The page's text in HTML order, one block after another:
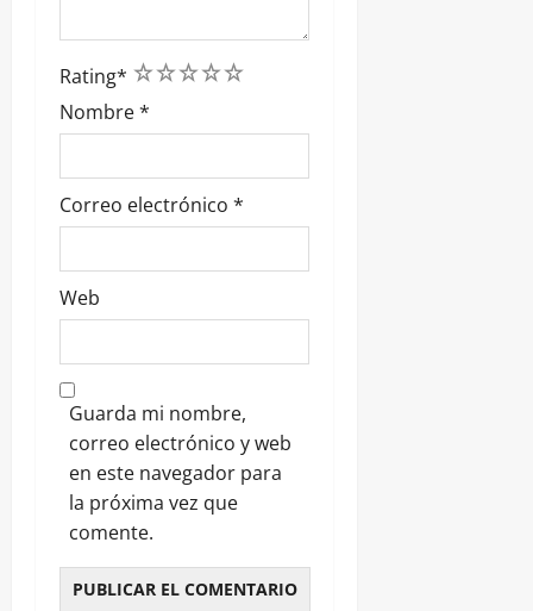
Rating* 5
4
3
2
1
Nombre*
Correo electrónico *
Web
Guarda mi nombre,
correo electrónico y web
en este navegador para
la próxima vez que
comente.